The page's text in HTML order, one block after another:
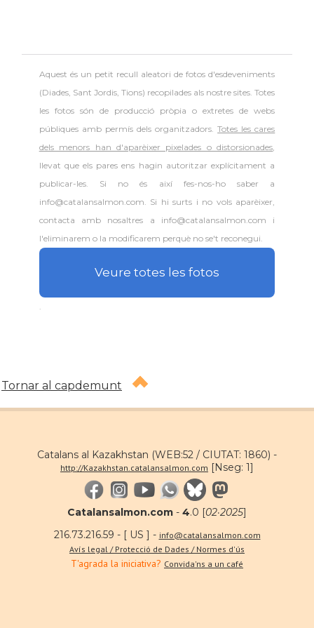
Aquest és un petit recull aleatori defotos d'esdeveniments
(Diades, Sant Jordis, Tions) recopilades als nostre sites. Totes
les fotos són de producció pròpia o extretes de webs
públiques amb permís dels organitzadors.Totes les cares
dels menors han d'aparèixer pixelades o distorsionades,
llevat que els pares ens hagin autoritzar explícitament a
publicar-les. Si no és així fes-nos-ho saber a
info@catalansalmon.com. Si hi surts i no vols aparèixer,
contacta amb nosaltres a info@catalansalmon.com i
l'eliminarem o la modificarem perquè no se't reconegui.
Veure totes les fotos
Tornar al capdemunt
Catalans al Kazakhstan (WEB:52 / CIUTAT: 1860) -
http://Kazakhstan.catalansalmon.com [Nseg: 1]
Catalansalmon.com - 4.0 [02·2025]
216.73.216.59 - [ US ] - info@catalansalmon.com
Avís legal / Protecció de Dades / Normes d'ús
T'agrada la iniciativa? Convida'ns a un café